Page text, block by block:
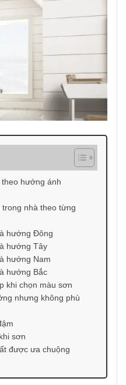
hướng ánh
nhà theo từng
hướng Đông
hướng Tây
hướng Nam
hướng Bắc
khi chọn màu sơn
nhưng không phù
sơn
được ưa chuộng